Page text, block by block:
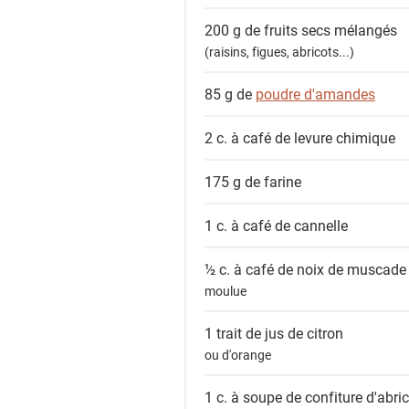
200 g defruits secs mélangés
(raisins, figues, abricots...)
85 g de poudre d'amandes
2 c. à café de levure chimique
175 g defarine
1 c. à café decannelle
½ c. à café de noix de muscade
moulue
1 trait de jus decitron
ou d'orange
1 c. à soupe deconfiture